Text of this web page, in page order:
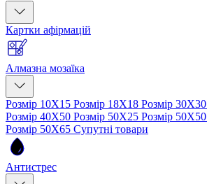
Картки афірмацій
Алмазна мозаїка
Розмір 10Х15 Розмір 18Х18 Розмір 30Х30
Розмір 40Х50 Розмір 50Х25 Розмір 50Х50
Розмір 50Х65 Супутні товари
Антистрес